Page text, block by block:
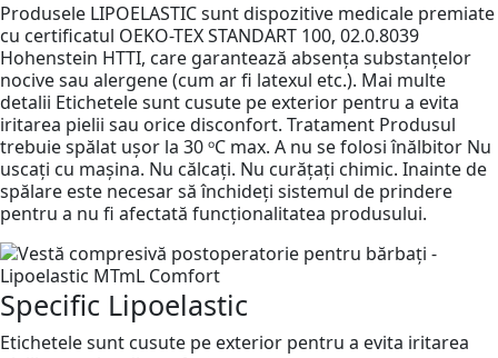
Produsele LIPOELASTIC sunt dispozitive medicale premiate
cu certificatul OEKO-TEX STANDART 100, 02.0.8039
Hohenstein HTTI, care garantează absența substanțelor
nocive sau alergene (cum ar fi latexul etc.). Mai multe
detalii Etichetele sunt cusute pe exterior pentru a evita
iritarea pielii sau orice disconfort. Tratament Produsul
trebuie spălat ușor la 30 ᵒC max. A nu se folosi înălbitor Nu
uscați cu mașina. Nu călcați. Nu curățați chimic. Inainte de
spălare este necesar să închideți sistemul de prindere
pentru a nu fi afectată funcționalitatea produsului.
Specific Lipoelastic
Etichetele sunt cusute pe exterior pentru a evita iritarea